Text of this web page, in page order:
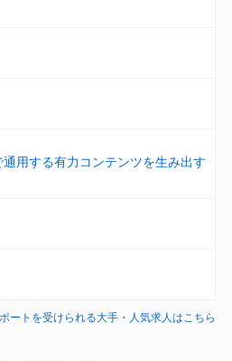
用する有力コンテンツを生み出す
ートを受けられる大手・人気求人はこちら